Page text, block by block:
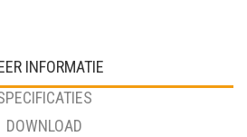
INFORMATIE
DOWNLOAD